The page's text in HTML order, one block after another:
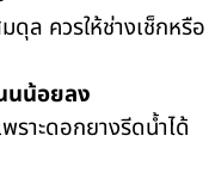
ดุล ควรให้ช่างเช็กหรือ
นน้อยลง
ราะดอกยางรีดน้ำได้